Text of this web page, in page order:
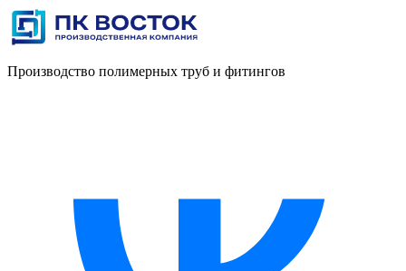
Производство полимерных труб и фитингов